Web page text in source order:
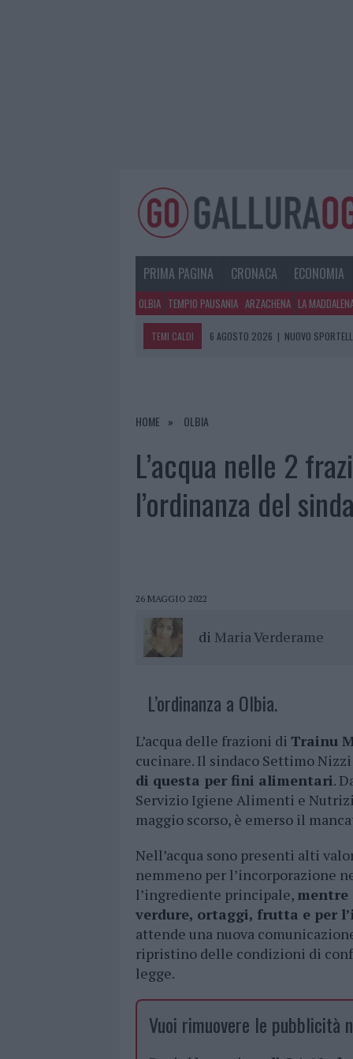
PRIMA PAGINA CRONACA ECONOMIA
OLBIA TEMPIO PAUSANIA ARZACHENA LA
TEMI CALDI 6 AGOSTO 2026 | NUOVO
6 AGOSTO 2026
MIGLIORI
6 AGOSTO 2026
HOME OLBIA
L’acqua nelle 2
l’ordinanza del
26 MAGGIO 2022
di Maria Verderame
L’ordinanza a Olbia.
L’acqua delle frazioni di Trainu
cucinare. Il sindaco Settimo
di questa per fini alimentari.
Servizio Igiene Alimenti e
maggio scorso, è emerso il
Nell’acqua sono presenti alti
nemmeno per l’incorporazione
l’ingrediente principale, mentre
verdure, ortaggi, frutta e per
attende una nuova
ripristino delle condizioni di
legge.
Vuoi rimuovere le pubblicità